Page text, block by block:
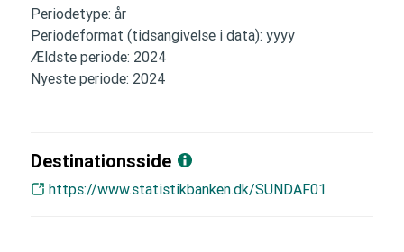
Periodetype: år
Periodeformat (tidsangivelse i data): yyyy
Ældste periode: 2024
Nyeste periode: 2024
Destinationsside
https://www.statistikbanken.dk/SUNDAF01